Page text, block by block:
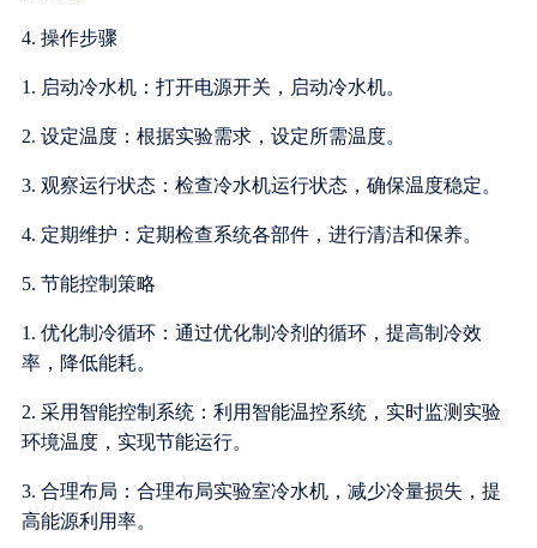
4. 操作步骤
1. 启动冷水机：打开电源开关，启动冷水机。
2. 设定温度：根据实验需求，设定所需温度。
3. 观察运行状态：检查冷水机运行状态，确保温度稳定。
4. 定期维护：定期检查系统各部件，进行清洁和保养。
5. 节能控制策略
1. 优化制冷循环：通过优化制冷剂的循环，提高制冷效
率，降低能耗。
2. 采用智能控制系统：利用智能温控系统，实时监测实验
环境温度，实现节能运行。
3. 合理布局：合理布局实验室冷水机，减少冷量损失，提
高能源利用率。